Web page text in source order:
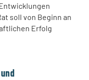
soll von Beginn an
Erfolg